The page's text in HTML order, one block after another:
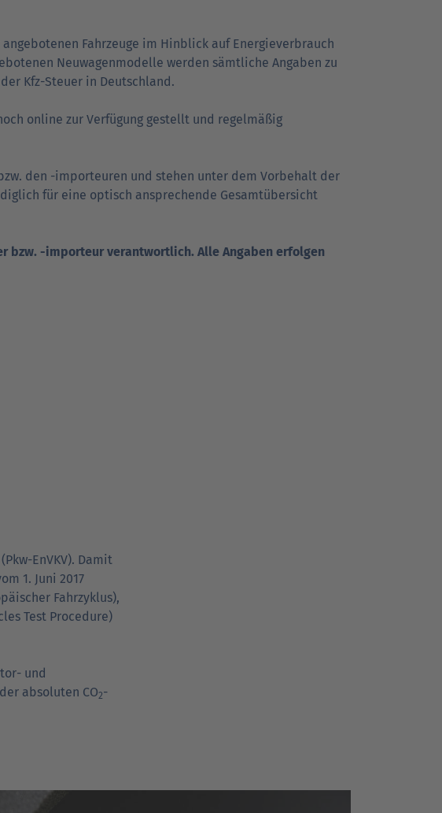
Fahrzeuge im Hinblick auf Energie­verbrauch
Neu­wagen­modelle werden sämtliche Angaben zu
Kfz-Steuer in Deutschland.
online zur Verfügung gestellt und regelmäßig
den -importeuren und stehen unter dem Vor­be­halt der
für eine optisch ansprechende Gesamt­über­sicht
-importeur ver­ant­wort­lich. Alle Angaben erfolgen
EnVKV). Damit
1. Juni 2017
Fahrzyklus),
Test Procedure)
und
absoluten CO2-